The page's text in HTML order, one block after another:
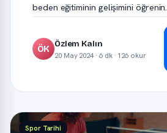
beden eğitiminin gelişimini öğrenin.
ÖK
Özlem Kalın
20 May 2024 · 6 dk · 126 okur
Spor Tarihi